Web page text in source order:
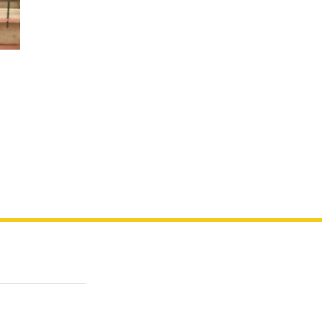
Caferağa Mah. Dr. Şakir Paşa Sok. No3/A Kadıköy İstanbul